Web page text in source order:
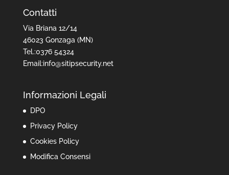
Contatti
Via Briana 12/14
46023 Gonzaga (MN)
Tel.:0376 54324
Email:info@sitipsecurity.net
Informazioni Legali
DPO
Privacy Policy
Cookies Policy
Modifica Consensi